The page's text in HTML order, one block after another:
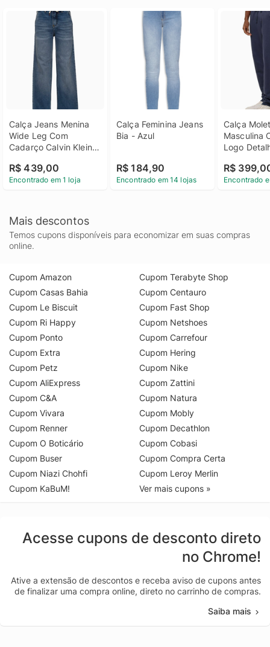
Calça Jeans Menina
Wide Leg Com
Cadarço Calvin Klein
Calça Jeans Menina
Wide Leg Com
R$ 439,00
Encontrado em 1 loja
Calça Feminina Jeans
Bia - Azul
R$ 184,90
Encontrado em 14 lojas
Calça
Masculina
Logo
Marinho
Moletom
R$
Encontrado
Mais descontos
Temos cupons disponíveis para economizar em suas compras
online.
Cupom Amazon
Cupom Casas Bahia
Cupom Le Biscuit
Cupom Ri Happy
Cupom Ponto
Cupom Extra
Cupom Petz
Cupom AliExpress
Cupom C&A
Cupom Vivara
Cupom Renner
Cupom O Boticário
Cupom Buser
Cupom Niazi Chohfi
Cupom KaBuM!
Cupom Terabyte Shop
Cupom Centauro
Cupom Fast Shop
Cupom Netshoes
Cupom Carrefour
Cupom Hering
Cupom Nike
Cupom Zattini
Cupom Natura
Cupom Mobly
Cupom Decathlon
Cupom Cobasi
Cupom Compra Certa
Cupom Leroy Merlin
Ver mais cupons »
Acesse cupons de desconto direto
no Chrome!
Ative a extensão de descontos e receba aviso de cupons antes
de finalizar uma compra online, direto no carrinho de compras.
Saiba mais